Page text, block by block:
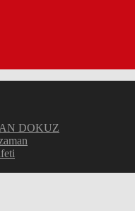
DOKUZ